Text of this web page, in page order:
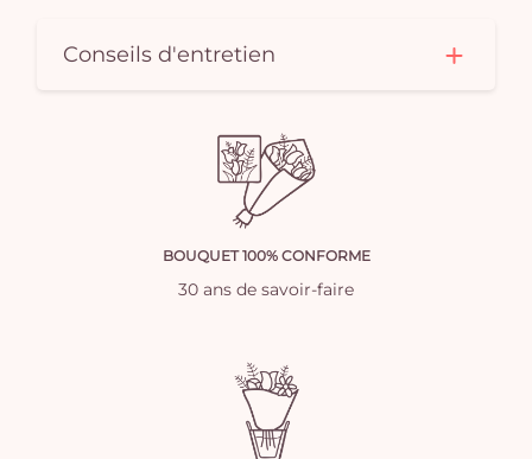
Conseils d'entretien
BOUQUET 100% CONFORME
30 ans de savoir-faire